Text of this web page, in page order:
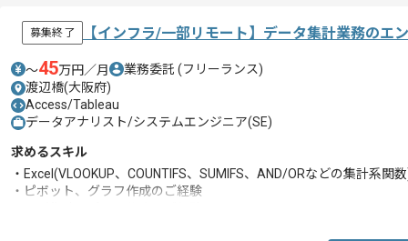
募集終了 【インフラ/一部リモート】データ集計業務のエ
〜45万円／月 業務委託 (フリーランス)
渡辺橋(大阪府)
Access/Tableau
データアナリスト/システムエンジニア(SE)
求めるスキル
・Excel(VLOOKUP、COUNTIFS、SUMIFS、AND/ORなどの集計系関
・ピボット、グラフ作成のご経験